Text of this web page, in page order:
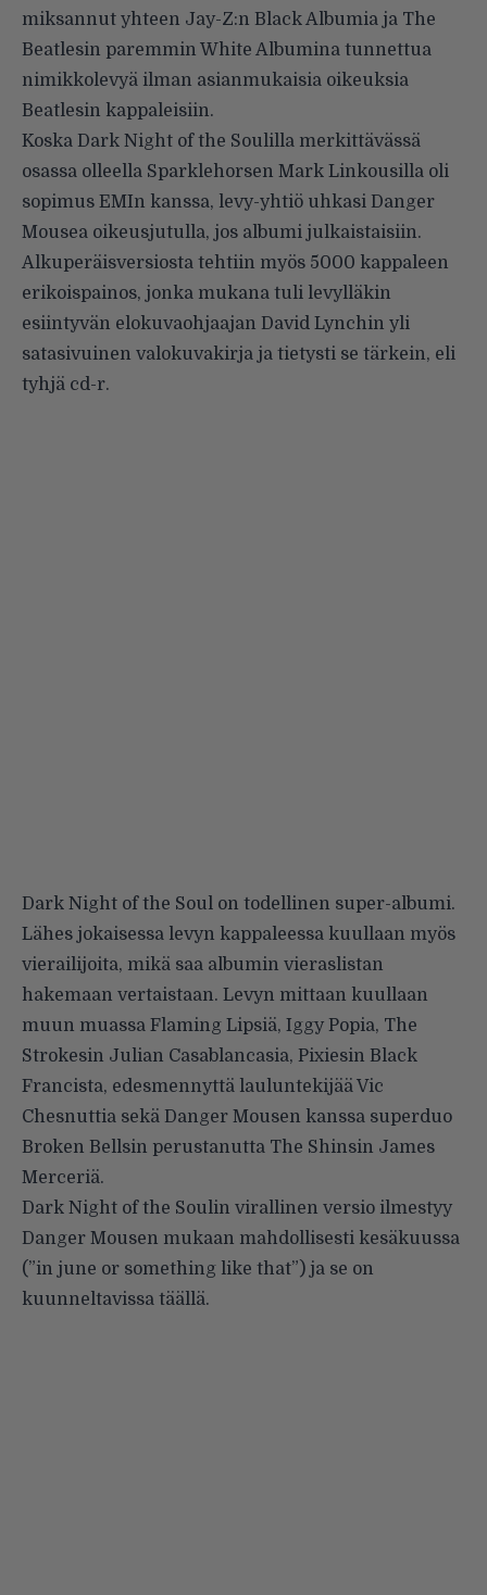
miksannut yhteen Jay-Z:n Black Albumia ja The
Beatlesin paremmin White Albumina tunnettua
nimikkolevyä ilman asianmukaisia oikeuksia
Beatlesin kappaleisiin.
Koska Dark Night of the Soulilla merkittävässä
osassa olleella Sparklehorsen Mark Linkousilla oli
sopimus EMIn kanssa, levy-yhtiö uhkasi Danger
Mousea oikeusjutulla, jos albumi julkaistaisiin.
Alkuperäisversiosta tehtiin myös 5000 kappaleen
erikoispainos, jonka mukana tuli levylläkin
esiintyvän elokuvaohjaajan David Lynchin yli
satasivuinen valokuvakirja ja tietysti se tärkein, eli
tyhjä cd-r.
Dark Night of the Soul on todellinen super-albumi.
Lähes jokaisessa levyn kappaleessa kuullaan myös
vierailijoita, mikä saa albumin vieraslistan
hakemaan vertaistaan. Levyn mittaan kuullaan
muun muassa Flaming Lipsiä, Iggy Popia, The
Strokesin Julian Casablancasia, Pixiesin Black
Francista, edesmennyttä lauluntekijääVic
Chesnuttia sekä Danger Mousen kanssa superduo
Broken Bellsin perustanutta The Shinsin James
Merceriä.
Dark Night of the Soulin virallinen versio ilmestyy
Danger Mousen mukaan mahdollisesti kesäkuussa
(”in june or something like that”) ja se on
kuunneltavissa täällä.